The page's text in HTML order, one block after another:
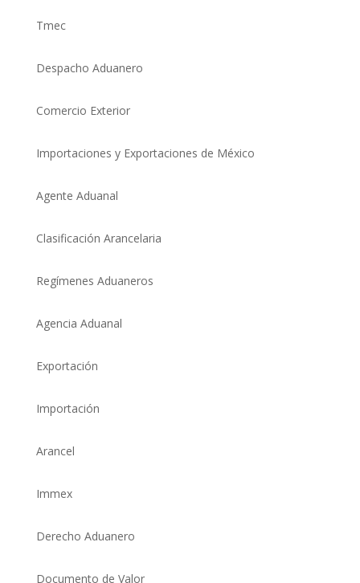
Tmec
Despacho Aduanero
Comercio Exterior
Importaciones y Exportaciones de México
Agente Aduanal
Clasificación Arancelaria
Regímenes Aduaneros
Agencia Aduanal
Exportación
Importación
Arancel
Immex
Derecho Aduanero
Documento de Valor